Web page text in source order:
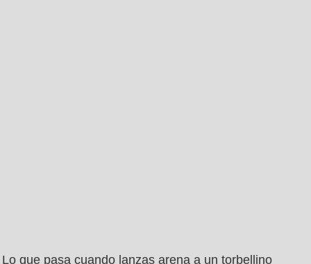
Lo que pasa cuando lanzas arena a un torbellino